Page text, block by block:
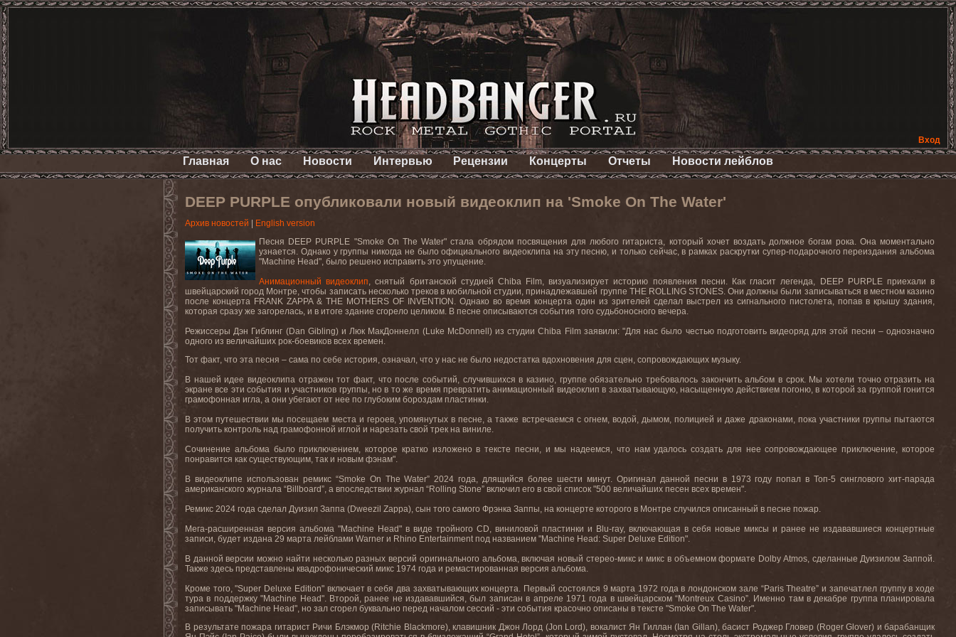
Вход
Главная О нас Новости Интервью Рецензии Концерты Отчеты Новости лейблов
DEEP PURPLE опубликовали новый видеоклип на 'Smoke On The Water'
Архив новостей
English version
Песня DEEP PURPLE "Smoke On The Water"стала обрядом посвящения для любого гитариста, который хочет воздать должное богам рока. Она моментально
узнается. Однако у группы никогда не было официального видеоклипа на эту песню, и только сейчас, в рамках раскрутки супер-подарочного переиздания альбома
"Machine Head", было решено исправить это упущение.
Анимационный видеоклип, снятый британской студией Chiba Film, визуализирует историю появления песни. Как гласит легенда, DEEP PURPLE приехали в
швейцарский город Монтре, чтобы записать несколько треков в мобильной студии, принадлежавшей группе THE ROLLING STONES. Они должны были записываться в местном казино
после концерта FRANK ZAPPA& THE MOTHERS OF INVENTION . Однако во время концерта один из зрителей сделал выстрел из сигнального пистолета, попав в крышу здания,
которая сразу же загорелась, и в итоге здание сгорело целиком. В песне описываются события того судьбоносного вечера.
Режиссеры Дэн Гиблинг (Dan Gibling) и Люк МакДоннелл (Luke McDonnell ) из студииChiba Film заявили: "Для нас было честью подготовить видеоряд для этой песни – однозначно
одного из величайших рок-боевиков всех времен.
Тот факт, что эта песня – сама по себе история, означал, что у нас не было недостатка вдохновения для сцен, сопровождающих музыку.
В нашей идее видеоклипа отражен тот факт, что после событий, случившихся в казино, группе обязательно требовалось закончить альбом в срок. Мы хотели точно отразить на
экране все эти события и участников группы, но в то же время превратить анимационный видеоклип в захватывающую, насыщенную действием погоню, в которой за группой гонится
грамофонная игла, а они убегают от нее по глубоким бороздам пластинки.
В этом путешествии мы посещаем места и героев, упомянутых в песне, а также встречаемся с огнем, водой, дымом, полицией и даже драконами, пока участники группы пытаются
получить контроль над грамофонной иглой и нарезать свой трек на виниле.
Сочинение альбома было приключением, которое кратко изложено в тексте песни, и мы надеемся, что нам удалось создать для нее сопровождающее приключение, которое
понравится как существующим, так и новым фэнам".
В видеоклипе использован ремикс “Smoke On The Water” 2024 года,длящийся более шести минут. Оригинал данной песни в 1973 году попал в Топ-5 синглового хит-парада
американского журнала “Billboard”, а впоследствии журнал “Rolling Stone” включил его в свой список "500 величайших песен всех времен".
Ремикс 2024 года сделал Дуизил Заппа (Dweezil Zappa), сын того самого Фрэнка Заппы, на концерте которого в Монтре случился описанный в песне пожар.
Мега-расширенная версия альбома "Machine Head" в виде тройного CD, виниловой пластинки и Blu-ray, включающая в себя новые миксы и ранее не издававшиеся концертные
записи, будет издана 29 марта лейблами Warner и Rhino Entertainment под названием "Machine Head: Super Deluxe Edition".
В данной версии можно найти несколько разных версий оригинального альбома, включая новый стерео-микс и микс в объемном формате Dolby Atmos, сделанные Дуизилом Заппой.
Также здесь представлены квадрофонический микс 1974 года и ремастированная версия альбома.
Кроме того, "Super Deluxe Edition" включает в себя два захватывающих концерта. Первый состоялся 9 марта 1972 года в лондонском зале “Paris Theatre” и запечатлел группу в ходе
тура в поддержку "Machine Head". Второй, ранее не издававшийся, был записан в апреле 1971 года в швейцарском “Montreux Casino”. Именно там в декабре группа планировала
записывать "Machine Head", но зал сгорел буквально перед началом сессий - эти события красочно описаны в тексте "Smoke On The Water".
В результате пожара гитарист Ричи Блэкмор (Ritchie Blackmore), клавишник Джон Лорд (Jon Lord), вокалист Ян Гиллан (Ian Gillan), басист Роджер Гловер (Roger Glover) и барабанщик